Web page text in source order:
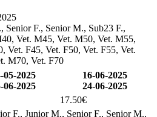
Senior F., Senior M., Sub23 F.,
Vet. M45, Vet. M50, Vet. M55,
Vet. F45, Vet. F50, Vet. F55, Vet.
M70, Vet. F70
05-2025
06-2025
16-06-2025
24-06-2025
17.50€
F., Junior M., Senior F., Senior M.,